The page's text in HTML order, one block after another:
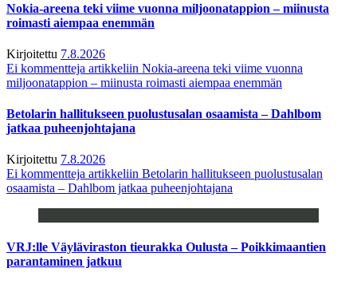
Nokia-areena teki viime vuonna miljoonatappion – miinusta
roimasti aiempaa enemmän
Kirjoitettu 7.8.2026
Ei kommentteja artikkeliin Nokia-areena teki viime vuonna
miljoonatappion – miinusta roimasti aiempaa enemmän
Betolarin hallitukseen puolustusalan osaamista – Dahlbom
jatkaa puheenjohtajana
Kirjoitettu 7.8.2026
Ei kommentteja artikkeliin Betolarin hallitukseen puolustusalan
osaamista – Dahlbom jatkaa puheenjohtajana
VRJ:lle Väyläviraston tieurakka Oulusta – Poikkimaantien
parantaminen jatkuu